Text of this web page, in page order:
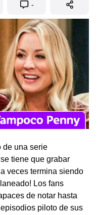
-
de una serie
tiene que grabar
veces termina siendo
Los fans
de notar hasta
piloto de sus